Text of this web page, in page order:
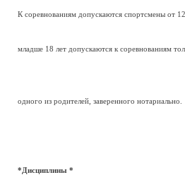
К соревнованиям допускаются спортсмены от
младше 18 лет допускаются к соревнованиям
одного из родителей, заверенного нотариально.
*Дисциплины *